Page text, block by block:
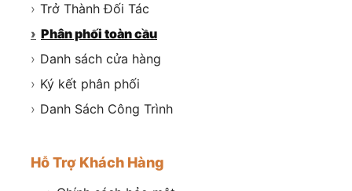
› Trở Thành Đối Tác
› Phân phối toàn cầu
› Danh sách cửa hàng
› Ký kết phân phối
› Danh Sách Công Trình
Hỗ Trợ Khách Hàng